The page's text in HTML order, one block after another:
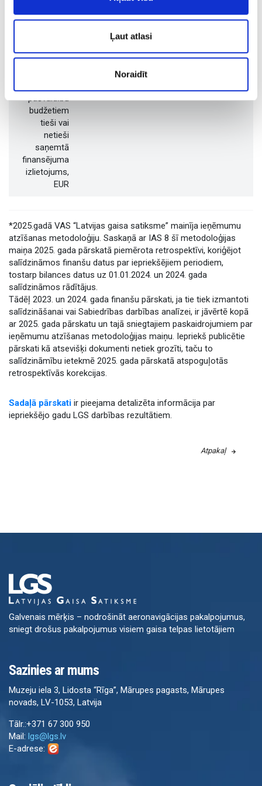
Ļaut atlasi
Noraidīt
tieši vai
netieši
EUR
pašvaldību
budžetiem
tieši vai
netieši
saņemtā
finansējuma
izlietojums,
EUR
*2025.gadā VAS “Latvijas gaisa satiksme” mainīja ieņēmumu
atzīšanas metodoloģiju. Saskaņā ar IAS 8 šī metodoloģijas
maiņa 2025. gada pārskatā piemērota retrospektīvi, koriģējot
salīdzināmos finanšu datus par iepriekšējiem periodiem,
tostarp bilances datus uz 01.01.2024. un 2024. gada
salīdzināmos rādītājus.
Tādēļ 2023. un 2024. gada finanšu pārskati, ja tie tiek izmantoti
salīdzināšanai vai Sabiedrības darbības analīzei, ir jāvērtē kopā
ar 2025. gada pārskatu un tajā sniegtajiem paskaidrojumiem par
ieņēmumu atzīšanas metodoloģijas maiņu. Iepriekš publicētie
pārskati kā atsevišķi dokumenti netiek grozīti, taču to
salīdzināmību ietekmē 2025. gada pārskatā atspoguļotās
retrospektīvās korekcijas.
Sadaļā pārskati ir pieejama detalizēta informācija par
iepriekšējo gadu LGS darbības rezultātiem.
Atpakaļ
Galvenais mērķis – nodrošināt aeronavigācijas pakalpojumus,
sniegt drošus pakalpojumus visiem gaisa telpas lietotājiem
Sazinies ar mums
Muzeju iela 3, Lidosta “Rīga”, Mārupes pagasts, Mārupes
novads, LV-1053, Latvija
Tālr.:+371 67 300 950
Mail: lgs@lgs.lv
E-adrese: